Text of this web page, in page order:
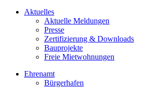
Aktuelles
Aktuelle Meldungen
Presse
Zertifizierung & Downloads
Bauprojekte
Freie Mietwohnungen
Ehrenamt
Bürgerhafen